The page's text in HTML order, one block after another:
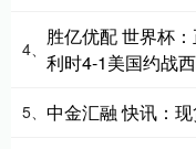
4、
胜亿优配 世界杯
利时4-1美国约战
5、 中金汇融 快讯：